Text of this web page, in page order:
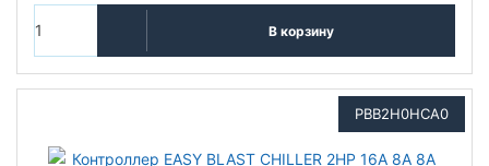
В корзину
PBB2H0HCA0